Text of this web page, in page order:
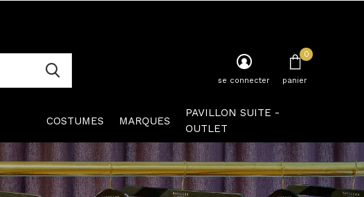
COSTUMES MARQUES
PAVILLON SUITE -
OUTLET
se connecter panier
0